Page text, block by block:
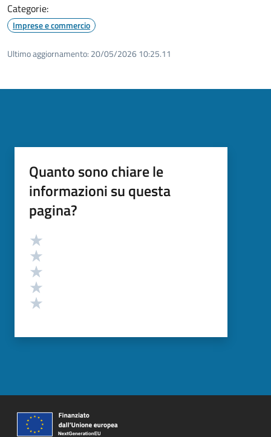
Categorie:
Imprese e commercio
Ultimo aggiornamento: 20/05/2026 10:25.11
Quanto sono chiare le
informazioni su questa
pagina?
Valutazione